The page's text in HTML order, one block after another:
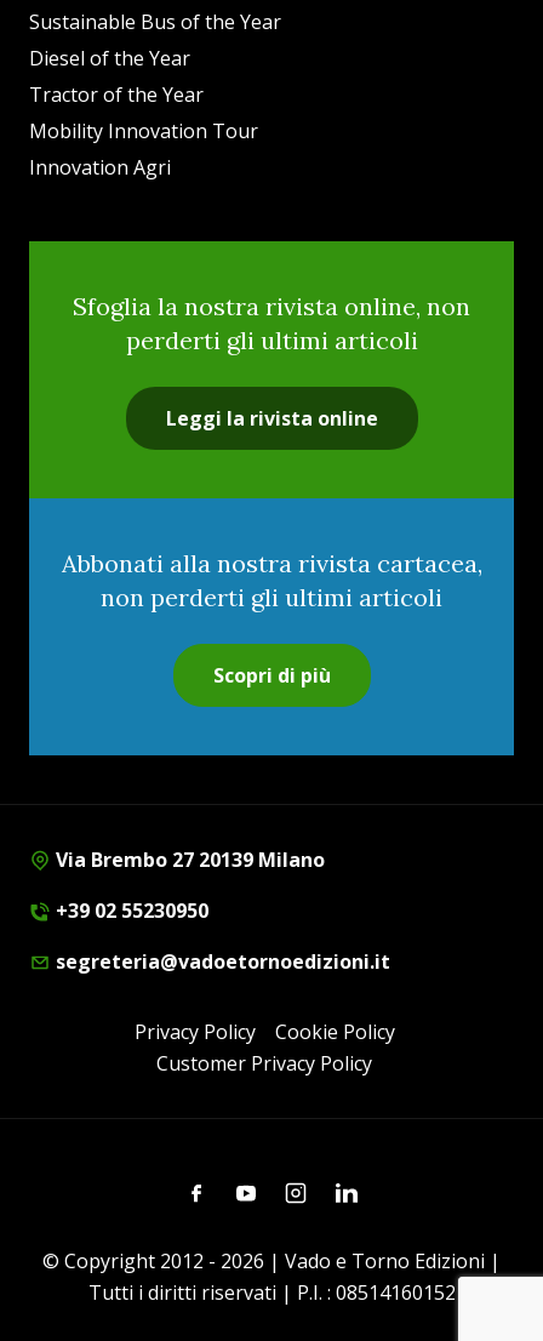
Sustainable Bus of the Year
Diesel of the Year
Tractor of the Year
Mobility Innovation Tour
Innovation Agri
Sfoglia la nostra rivista online, non
perderti gli ultimi articoli
Leggi la rivista online
Abbonati alla nostra rivista cartacea,
non perderti gli ultimi articoli
Scopri di più
Via Brembo 27 20139 Milano
+39 02 55230950
segreteria@vadoetornoedizioni.it
Privacy Policy
Cookie Policy
Customer Privacy Policy
FacebookYoutubeInstagramLinkedin
© Copyright 2012 - 2026 | Vado e Torno Edizioni |
Tutti i diritti riservati | P.I. : 08514160152